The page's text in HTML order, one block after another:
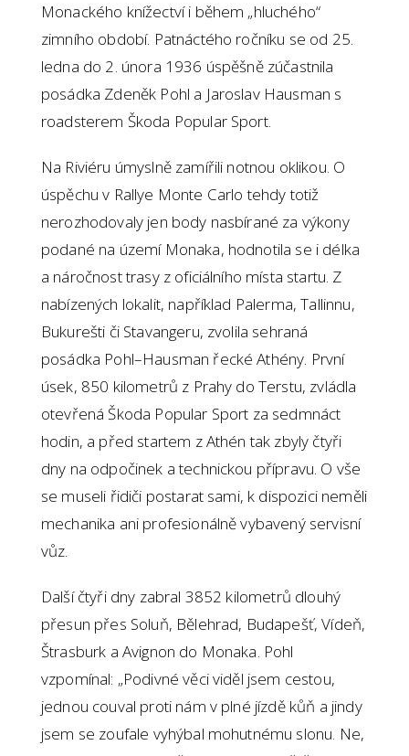
Monackého knížectví i během „hluchého“
zimního období. Patnáctého ročníku se od 25.
ledna do 2. února 1936 úspěšně zúčastnila
posádka Zdeněk Pohl a Jaroslav Hausman s
roadsterem Škoda Popular Sport.
Na Riviéru úmyslně zamířili notnou oklikou. O
úspěchu v Rallye Monte Carlo tehdy totiž
nerozhodovaly jen body nasbírané za výkony
podané na území Monaka, hodnotila se i délka
a náročnost trasy z oficiálního místa startu. Z
nabízených lokalit, například Palerma, Tallinnu,
Bukurešti či Stavangeru, zvolila sehraná
posádka Pohl–Hausman řecké Athény. První
úsek, 850 kilometrů z Prahy do Terstu, zvládla
otevřená Škoda Popular Sport za sedmnáct
hodin, a před startem z Athén tak zbyly čtyři
dny na odpočinek a technickou přípravu. O vše
se museli řidiči postarat sami, k dispozici neměli
mechanika ani profesionálně vybavený servisní
vůz.
Další čtyři dny zabral 3852 kilometrů dlouhý
přesun přes Soluň, Bělehrad, Budapešť, Vídeň,
Štrasburk a Avignon do Monaka. Pohl
vzpomínal: „Podivné věci viděl jsem cestou,
jednou couval proti nám v plné jízdě kůň a jindy
jsem se zoufale vyhýbal mohutnému slonu. Ne,